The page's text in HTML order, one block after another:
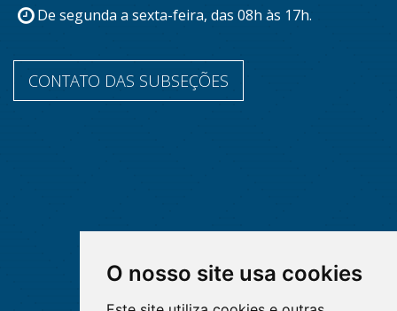
O nosso site usa cookies
De segunda a sexta-feira, das 08h às 17h.
CONTATO DAS SUBSEÇÕES